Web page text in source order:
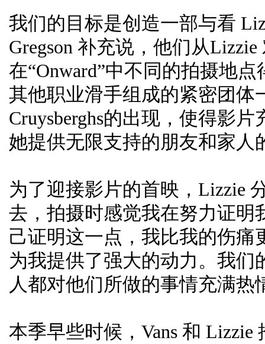
我们的目标是创造一部与看
Gregson 补充说，他们从
在“Onward”中不同的拍摄地
其他职业滑手组成的紧密团体
Cruysberghs的出现，使得影
她提供无限支持的朋友和家人
为了迎接影片的首映，Lizzie
去，拍摄时感觉我在努力证明
己证明这一点，我比我的伤
为我提供了强大的动力。我
人都对他们所做的事情充满热
本季早些时候，Vans 和